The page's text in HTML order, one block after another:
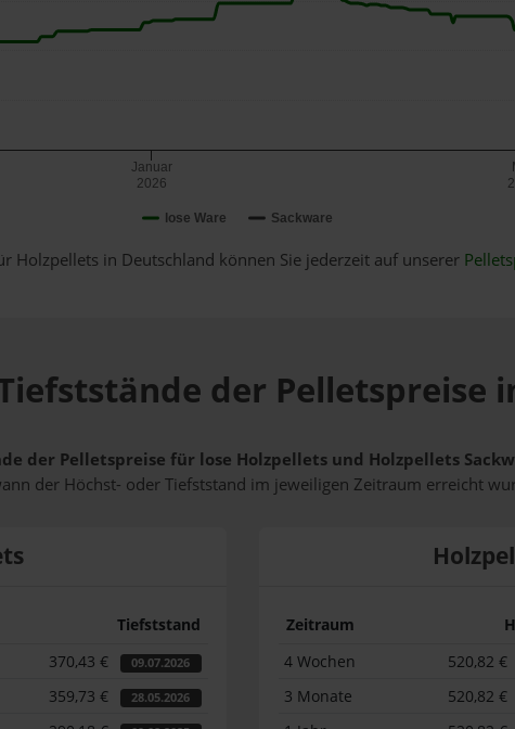
lose Ware Sackware
Januar
2026
Holzpellets in Deutschland können Sie jederzeit auf unserer
der Pelletspreise
der Pelletspreise für lose Holzpellets und Holzpellets
der Höchst- oder Tiefststand im jeweiligen Zeitraum erreicht
Tiefststand
370,43 € 09.07.2026
359,73 € 28.05.2026
Zeitraum
4 Wochen
520,82 €
3 Monate 520,82 €